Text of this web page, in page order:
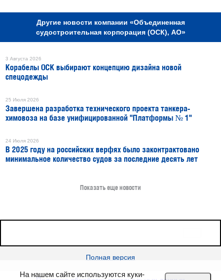
Другие новости компании «Объединенная
судостроительная корпорация (ОСК), АО»
3 Августа 2026
Корабелы ОСК выбирают концепцию дизайна новой
спецодежды
25 Июля 2026
Завершена разработка технического проекта танкера-
химовоза на базе унифицированной "Платформы № 1"
24 Июля 2026
В 2025 году на российских верфях было законтрактовано
минимальное количество судов за последние десять лет
Показать еще новости
Полная версия
На нашем сайте используются куки-